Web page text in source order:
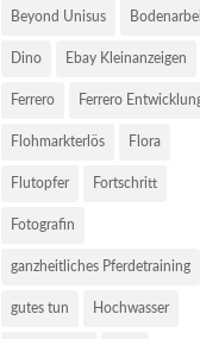
Beyond Unisus
Dino Ebay Kleinanzeigen
Ferrero Ferrero
Flohmarkterlös Flora
Flutopfer Fortschritt
Fotografin
ganzheitliches Pferdetraining
gutes tun Hochwasser